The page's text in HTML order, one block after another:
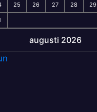
augusti 2026
25 26 27 28 29